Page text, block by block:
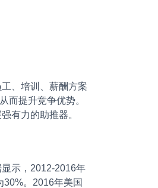
、培训、薪酬方案
而提升竞争优势。
有力的助推器。
示，2012-2016年
。2016年美国